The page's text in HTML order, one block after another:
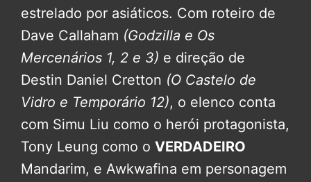
estrelado por asiáticos. Com roteiro de
Dave Callaham (Godzilla e Os
Mercenários 1, 2 e 3) e direção de
Destin Daniel Cretton (O Castelo de
Vidro e Temporário 12), o elenco conta
com Simu Liu como o herói protagonista,
Tony Leung como o VERDADEIRO
Mandarim, e Awkwafina em personagem